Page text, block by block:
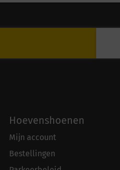
Hoevenshoenen
Mijn account
Bestellingen